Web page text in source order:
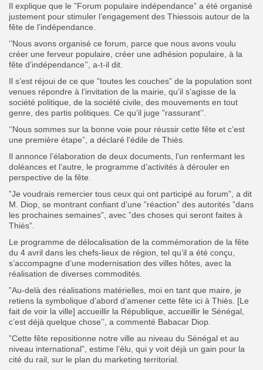
Il explique que le ”Forum populaire indépendance” a été organisé
justement pour stimuler l’engagement des Thiessois autour de la
fête de l’indépendance.
‘’Nous avons organisé ce forum, parce que nous avons voulu
créer une ferveur populaire, créer une adhésion populaire, à la
fête d’indépendance’’, a-t-il dit.
Il s’est réjoui de ce que ”toutes les couches” de la population sont
venues répondre à l’invitation de la mairie, qu’il s’agisse de la
société politique, de la société civile, des mouvements en tout
genre, des partis politiques. Ce qu’il juge ”rassurant’’.
‘’Nous sommes sur la bonne voie pour réussir cette fête et c’est
une première étape”, a déclaré l’édile de Thiès.
Il annonce l’élaboration de deux documents, l’un renfermant les
doléances et l’autre, le programme d’activités à dérouler en
perspective de la fête.
”Je voudrais remercier tous ceux qui ont participé au forum”, a dit
M. Diop, se montrant confiant d’une ”réaction” des autorités ”dans
les prochaines semaines”, avec ”des choses qui seront faites à
Thiès”.
Le programme de délocalisation de la commémoration de la fête
du 4 avril dans les chefs-lieux de région, tel qu’il a été conçu,
s’accompagne d’une modernisation des villes hôtes, avec la
réalisation de diverses commodités.
”Au-delà des réalisations matérielles, moi en tant que maire, je
retiens la symbolique d’abord d’amener cette fête ici à Thiès. [Le
fait de voir la ville] accueillir la République, accueillir le Sénégal,
c’est déjà quelque chose’’, a commenté Babacar Diop.
”Cette fête repositionne notre ville au niveau du Sénégal et au
niveau international”, estime l’élu, qui y voit déjà un gain pour la
cité du rail, sur le plan du marketing territorial.